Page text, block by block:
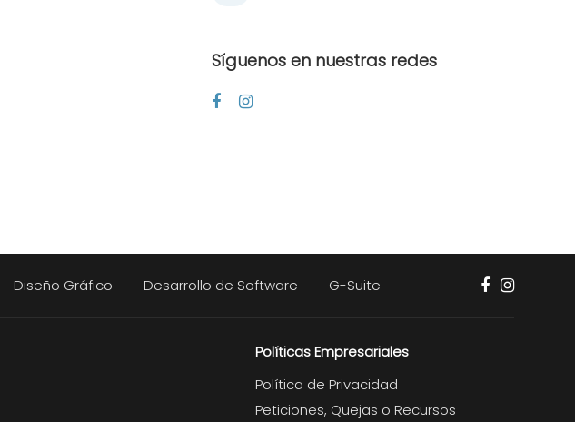
Síguenos en nuestras redes
Diseño Gráfico Desarrollo de Software G-Suite
Políticas Empresariales
Política de Privacidad
Peticiones, Quejas o Recursos